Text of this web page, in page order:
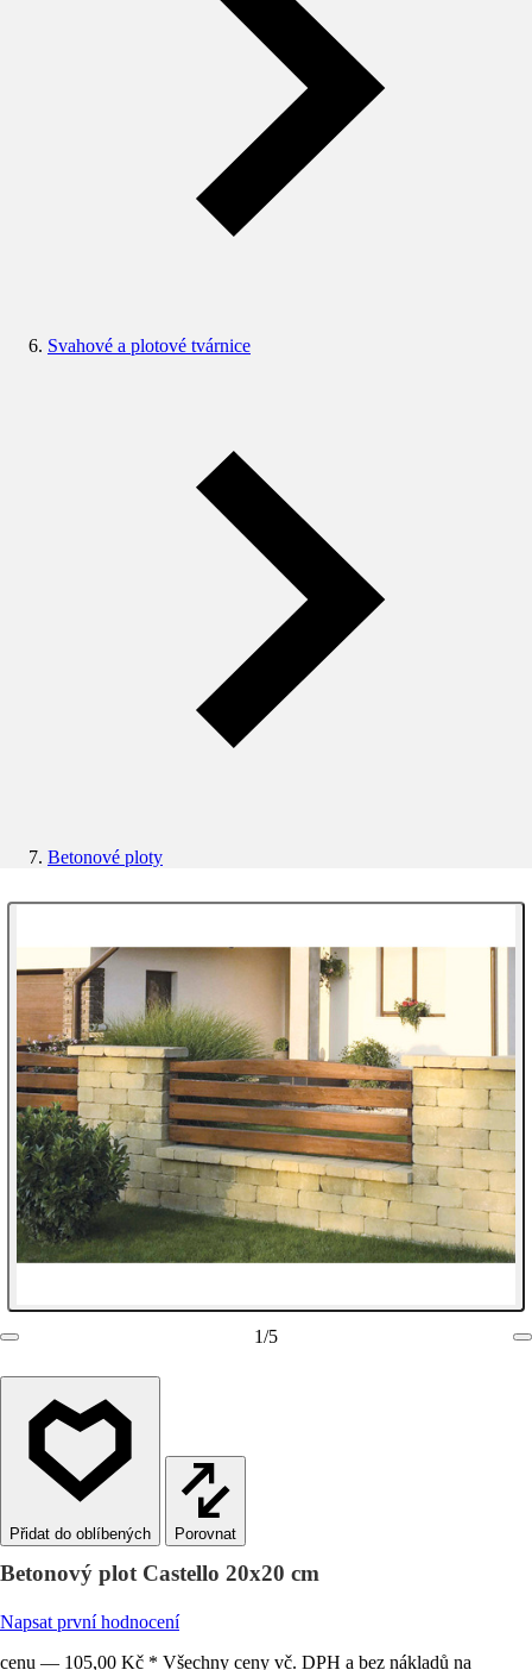
Svahové a plotové tvárnice
Betonové ploty
1/5
Porovnat
Betonový plot Castello 20x20 cm
Napsat první hodnocení
cenu — 105,00 Kč * Všechny ceny vč. DPH a bez nákladů na